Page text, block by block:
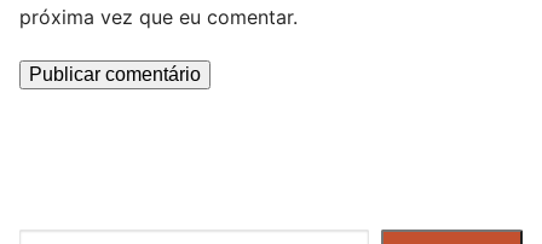
próxima vez que eu comentar.